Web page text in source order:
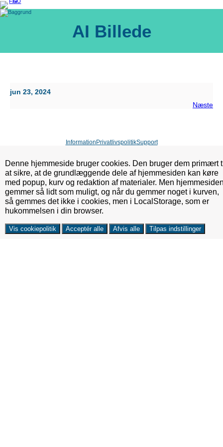
Spring
til
indhold
AI Billede
jun 23, 2024
Næste
Information PrivatlivspolitikSupport
Denne hjemmeside bruger cookies. Den bruger dem primært
at sikre, at de grundlæggende dele af hjemmesiden kan køre
med popup, kurv og redaktion af materialer. Men
gemmer så lidt som muligt, og når du gemmer noget i kurven,
så gemmes det ikke i cookies, men i LocalStorage, som er
hukommelsen i din browser.
Vis cookiepolitik Acceptér alle Afvis alle Tilpas indstillinger